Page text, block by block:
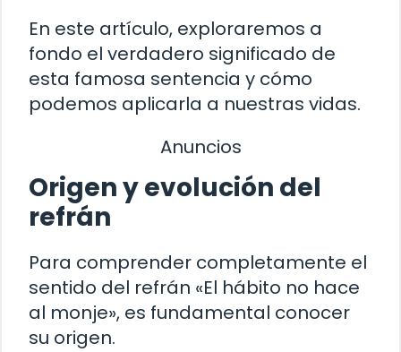
En este artículo, exploraremos a
fondo el verdadero significado de
esta famosa sentencia y cómo
podemos aplicarla a nuestras vidas.
Anuncios
Origen y evolución del
refrán
Para comprender completamente el
sentido del refrán «El hábito no hace
al monje», es fundamental conocer
su origen.